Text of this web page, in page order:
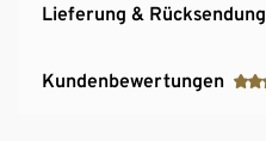
Lieferung & Rücksendung
Kundenbewertungen